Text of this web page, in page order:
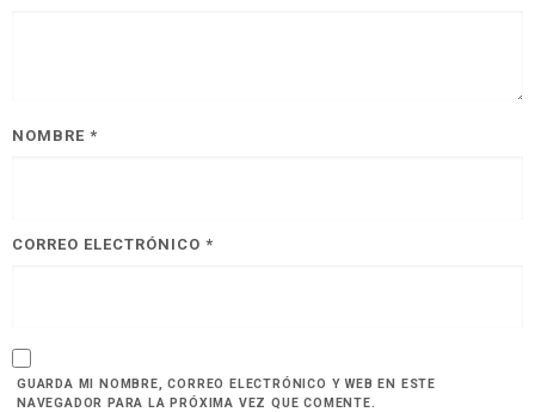
NOMBRE *
CORREO ELECTRÓNICO *
GUARDA MI NOMBRE, CORREO ELECTRÓNICO Y WEB EN ESTE
NAVEGADOR PARA LA PRÓXIMA VEZ QUE COMENTE.